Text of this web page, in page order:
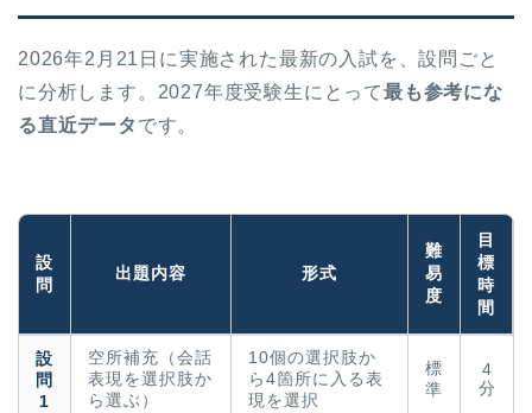
2026年2月21日に実施された最新の入試を、設問ごと
に分析します。2027年度受験生にとって最も参考にな
る直近データ です。
設
問
出題内容 形式
難
易
度
目
標
時
間
設
問
1
空所補充（会話
表現を選択肢か
ら選ぶ）
10個の選択肢か
ら4箇所に入る表
現を選択
標
準
4
分